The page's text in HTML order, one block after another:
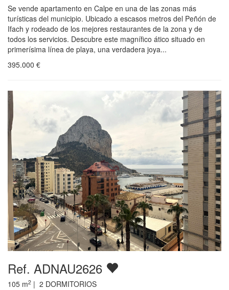
Se vende apartamento en Calpe en una de las zonas más
turísticas del municipio. Ubicado a escasos metros del Peñón de
Ifach y rodeado de los mejores restaurantes de la zona y de
todos los servicios. Descubre este magnífico ático situado en
primerísima línea de playa, una verdadera joya...
395.000 €
Ref. ADNAU2626
105 m2 | 2 DORMITORIOS